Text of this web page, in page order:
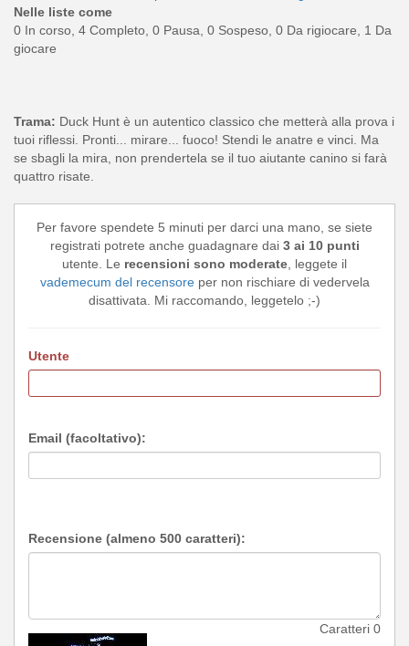
Nelle liste come
0 In corso, 4 Completo, 0 Pausa, 0 Sospeso, 0 Da rigiocare, 1 Da
giocare
Trama: Duck Hunt è un autentico classico che metterà alla prova i
tuoi riflessi. Pronti... mirare... fuoco! Stendi le anatre e vinci. Ma
se sbagli la mira, non prendertela se il tuo aiutante canino si farà
quattro risate.
Per favore spendete 5 minuti per darci una mano, se siete
registrati potrete anche guadagnare dai 3 ai 10 punti
utente. Le recensioni sono moderate, leggete il
vademecum del recensoreper non rischiare di vedervela
disattivata. Mi raccomando, leggetelo ;-)
Utente
Email (facoltativo):
Recensione (almeno 500 caratteri):
Caratteri 0